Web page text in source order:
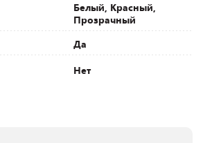
Белый, Красный,
Прозрачный
Да
Нет